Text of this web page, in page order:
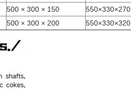
500 × 300 × 150 550×330×270
500 × 300 × 200 550×330×320